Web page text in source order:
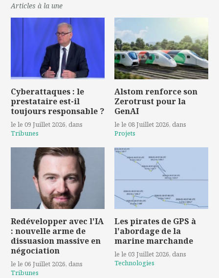
Articles à la une
Cyberattaques : le
prestataire est-il
toujours responsable ?
le le 09 Juillet 2026, dans
Tribunes
Alstom renforce son
Zerotrust pour la
GenAI
le le 08 Juillet 2026, dans
Projets
Redévelopper avec l'IA
: nouvelle arme de
dissuasion massive en
négociation
le le 06 Juillet 2026, dans
Tribunes
Les pirates de GPS à
l'abordage de la
marine marchande
le le 03 Juillet 2026, dans
Technologies